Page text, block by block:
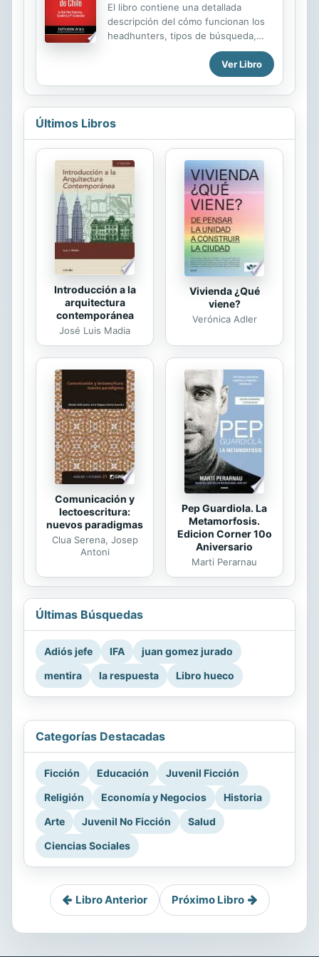
El libro contiene una detallada
descripción del cómo funcionan los
headhunters, tipos de búsqueda,
condiciones de trabajo, que incluyen,
metodologías y procesos de trabajo.
Lo que hacen y no hacen, como
contratar con ellos y cuáles son los
factores más importantes a tener en
cuenta al relacionarse con ellos. Si
mercado Chileno, tiene una amplia
información aplicable a todos los
países, ya que el mercado suele
operar de manera similar. El
contenido de la obra es de una
enorme utilidad tanto para empresas
como para ejecutivos que quieran
Ver Libro
Últimos Libros
Introducción a la
arquitectura
contemporánea
José Luis Madia
Vivienda ¿Qué
viene?
Verónica Adler
Comunicación y
lectoescritura:
nuevos paradigmas
Clua Serena, Josep
Antoni
Pep Guardiola. La
Metamorfosis.
Edicion Corner 10o
Aniversario
Marti Perarnau
Últimas Búsquedas
Adiós jefe IFA
juan gomez jurado
mentira
la respuesta Libro hueco
Categorías Destacadas
Ficción Educación
Juvenil Ficción
Religión
Economía y Negocios
Historia
Arte
Juvenil No Ficción
Salud
Ciencias Sociales
Libro Anterior Próximo Libro